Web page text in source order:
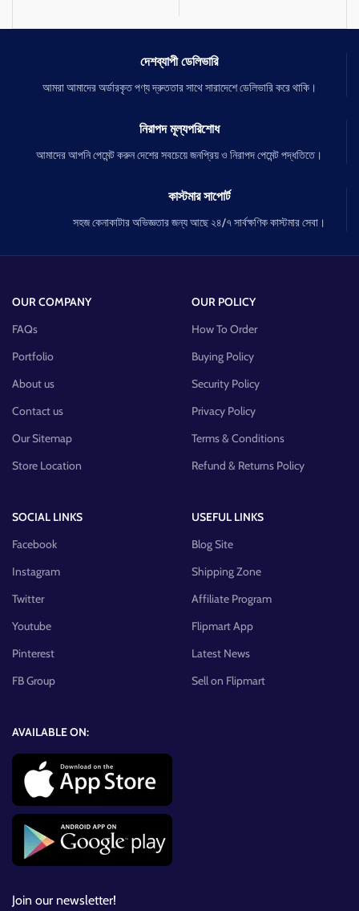
দেশব্যাপী ডেলিভারি
আমরা আমাদের অর্ডারকৃত পণ্য দ্রুততার সাথে সারাদেশে ডেলিভারি করে থাকি।
নিরাপদ মূল্যপরিশোধ
আমাদের আপনি পেমেন্ট করুন দেশের সবচেয়ে জনপ্রিয় ও নিরাপদ পেমেন্ট পদ্ধতিতে।
কাস্টমার সাপোর্ট
সহজ কেনাকাটার অভিজ্ঞতার জন্য আছে ২৪/৭ সার্বক্ষণিক কাস্টমার সেবা।
OUR COMPANY
FAQs
Portfolio
About us
Contact us
Our Sitemap
Store Location
OUR POLICY
How To Order
Buying Policy
Security Policy
Privacy Policy
Terms & Conditions
Refund & Returns Policy
SOCIAL LINKS
Facebook
Instagram
Twitter
Youtube
Pinterest
FB Group
USEFUL LINKS
Blog Site
Shipping Zone
Affiliate Program
Flipmart App
Latest News
Sell on Flipmart
AVAILABLE ON:
Join our newsletter!